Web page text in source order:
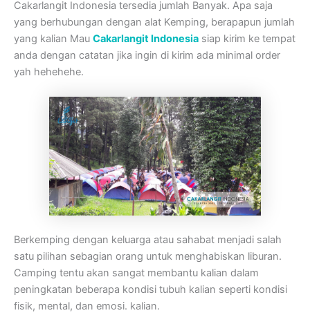
Cakarlangit Indonesia tersedia jumlah Banyak. Apa saja
yang berhubungan dengan alat Kemping, berapapun jumlah
yang kalian Mau Cakarlangit Indonesia siap kirim ke tempat
anda dengan catatan jika ingin di kirim ada minimal order
yah hehehehe.
Berkemping dengan keluarga atau sahabat menjadi salah
satu pilihan sebagian orang untuk menghabiskan liburan.
Camping tentu akan sangat membantu kalian dalam
peningkatan beberapa kondisi tubuh kalian seperti kondisi
fisik, mental, dan emosi. kalian.